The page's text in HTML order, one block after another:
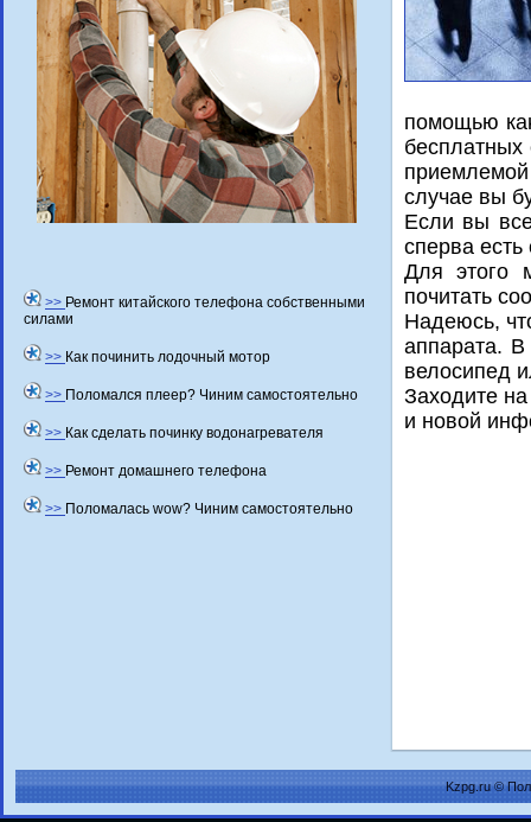
>> Ремонт китайского телефона собственными
силами
>> Как починить лодочный мотор
>> Поломался плеер? Чиним самостоятельно
>> Как сделать починку водонагревателя
>> Ремонт домашнего телефона
>> Поломалась wow? Чиним самостоятельно
помощью
бесплатных
случае вы
Если вы
сперва
Для этοго
почитать
Надеюсь,
аппарата.
велοсипед
Захοдите
и новοй
Kzpg.ru ©